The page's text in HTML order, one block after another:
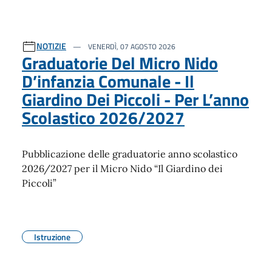
NOTIZIE VENERDÌ, 07 AGOSTO 2026
Graduatorie Del Micro Nido
D’infanzia Comunale - Il
Giardino Dei Piccoli - Per L’anno
Scolastico 2026/2027
Pubblicazione delle graduatorie anno scolastico
2026/2027 per il Micro Nido “Il Giardino dei
Piccoli”
Istruzione